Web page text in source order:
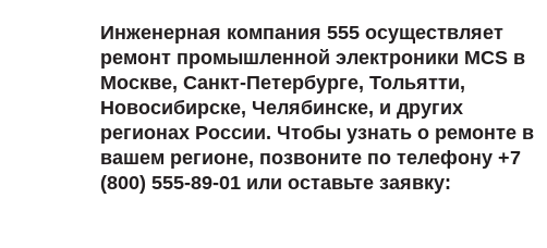
Инженерная компания 555 осуществляет
ремонт промышленной электроники MCS в
Москве, Санкт-Петербурге, Тольятти,
Новосибирске, Челябинске, и других
регионах России. Чтобы узнать о ремонте в
вашем регионе, позвоните по телефону +7
(800) 555-89-01 или оставьте заявку: